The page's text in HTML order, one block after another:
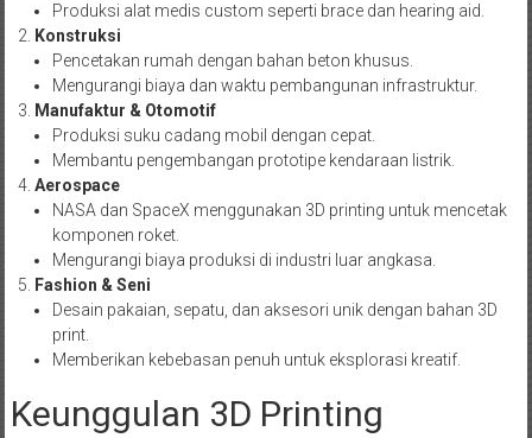
Produksi alat medis custom seperti brace dan hearing aid.
Konstruksi
Pencetakan rumah dengan bahan beton khusus.
Mengurangi biaya dan waktu pembangunan infrastruktur.
Manufaktur & Otomotif
Produksi suku cadang mobil dengan cepat.
Membantu pengembangan prototipe kendaraan listrik.
Aerospace
NASA dan SpaceX menggunakan 3D printing untuk mencetak
komponen roket.
Mengurangi biaya produksi di industri luar angkasa.
Fashion & Seni
Desain pakaian, sepatu, dan aksesori unik dengan bahan 3D
print.
Memberikan kebebasan penuh untuk eksplorasi kreatif.
Keunggulan 3D Printing